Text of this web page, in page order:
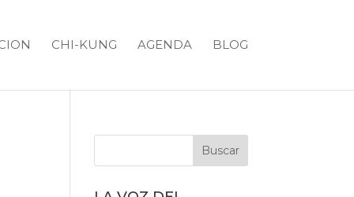
CHI-KUNG AGENDA BLOG